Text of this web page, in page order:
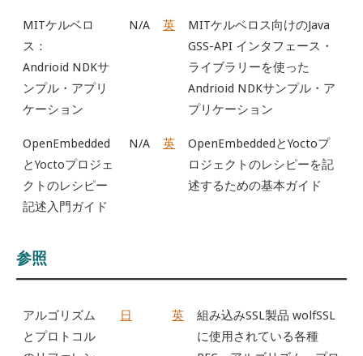
MITケルベロ
ス：
Andrioid NDKサ
ンプル・アプリ
ケーション
N/A 英
MITケルベロス向けのJava
GSS-API インタフェース・
ライブラリーを使った
Andrioid NDKサンプル・ア
プリケーション
OpenEmbedded
とYoctoプロジェ
クトのレシピー
記述入門ガイド
N/A 英
OpenEmbeddedとYoctoプ
ロジェクトのレシピーを記
述するための基本ガイド
参照
アルゴリズム
とプロトコル
日 英
組み込みSSL製品 wolfSSL
に使用されている各種